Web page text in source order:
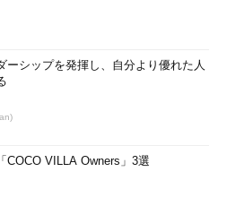
ーシップを発揮し、自分より優れた人
COCO VILLA Owners」3選